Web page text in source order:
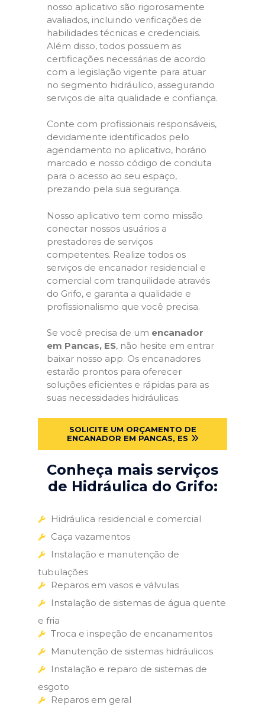
nosso aplicativo são rigorosamente
avaliados, incluindo verificações de
habilidades técnicas e credenciais.
Além disso, todos possuem as
certificações necessárias de acordo
com a legislação vigente para atuar
no segmento hidráulico, assegurando
serviços de alta qualidade e confiança.
Conte com profissionais responsáveis,
devidamente identificados pelo
agendamento no aplicativo, horário
marcado e nosso código de conduta
para o acesso ao seu espaço,
prezando pela sua segurança.
Nosso aplicativo tem como missão
conectar nossos usuários a
prestadores de serviços
competentes. Realize todos os
serviços de encanador residencial e
comercial com tranquilidade através
do Grifo, e garanta a qualidade e
profissionalismo que você precisa.
Se você precisa de um encanador
em Pancas, ES, não hesite em entrar
baixar nosso app. Os encanadores
estarão prontos para oferecer
soluções eficientes e rápidas para as
suas necessidades hidráulicas.
SOLICITE UM ORÇAMENTO DE
ENCANADOR EM PANCAS, ES
Conheça mais serviços
de Hidráulica do Grifo:
Hidráulica residencial e comercial
Caça vazamentos
Instalação e manutenção de
tubulações
Reparos em vasos e válvulas
Instalação de sistemas de água quente
e fria
Troca e inspeção de encanamentos
Manutenção de sistemas hidráulicos
Instalação e reparo de sistemas de
esgoto
Reparos em geral